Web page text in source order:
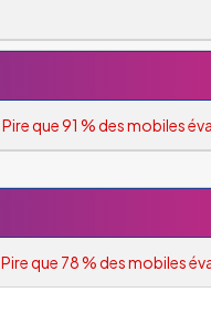
Pire que 91 % des mobiles
Pire que 78 % des mobiles